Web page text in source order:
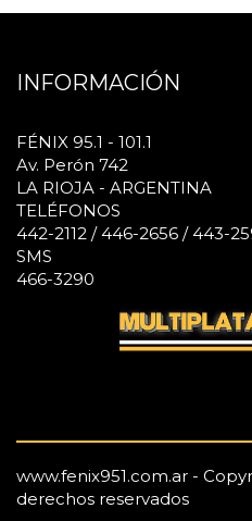
INFORMACIÓN
FÉNIX 95.1 - 101.1
Av. Perón 742
LA RIOJA - ARGENTINA
TELÉFONOS
442-2112 / 446-2656 / 443-
SMS
466-3290
www.fenix951.com.ar -
derechos reservados